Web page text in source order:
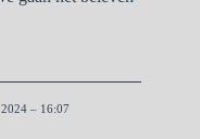
– 16:07